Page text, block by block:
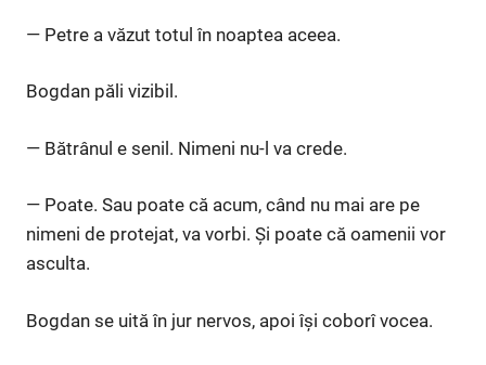
— Petre a văzut totul în noaptea aceea.
Bogdan păli vizibil.
— Bătrânul e senil. Nimeni nu-l va crede.
— Poate. Sau poate că acum, când nu mai are pe
nimeni de protejat, va vorbi. Și poate că oamenii vor
asculta.
Bogdan se uită în jur nervos, apoi își coborî vocea.